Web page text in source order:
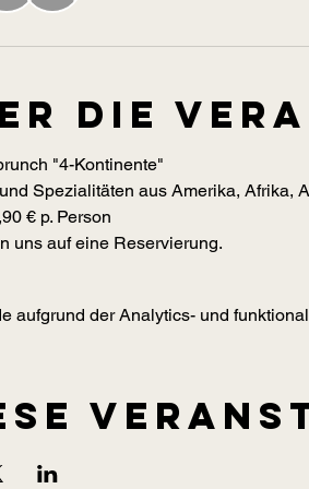
die
"4-Kontinente"
Spezialitäten aus Amerika, Afrika,
€ p. Person
uns auf eine Reservierung.
aufgrund der Analytics- und